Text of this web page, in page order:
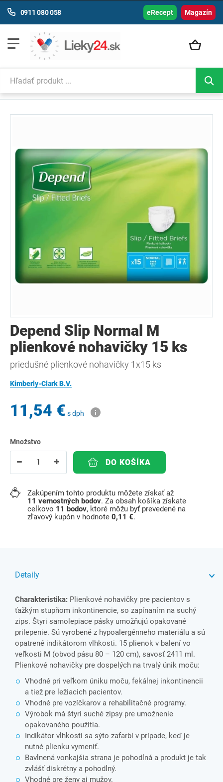
Magazín
0911 080 058 eRecept
Depend Slip Normal M
plienkové nohavičky 15 ks
priedušné plienkové nohavičky 1x15 ks
Kimberly-Clark B.V.
11,54 € s dph
Množstvo
DO KOŠÍKA
Zakúpením tohto produktu môžete získať až
11 vernostných bodov. Za obsah košíka získate
celkovo 11 bodov, ktoré môžu byť prevedené na
zľavový kupón v hodnote 0,11 €.
Detaily
Charakteristika: Plienkové nohavičky pre pacientov s
ťažkým stupňom inkontinencie, so zapínaním na suchý
zips. Štyri samolepiace pásky umožňujú opakované
prilepenie. Sú vyrobené z hypoalergénneho materiálu a sú
opatrené indikátorom vlhkosti. 15 plienok v balení vo
veľkosti M (obvod pásu 80 – 120 cm), savosť 2411 ml.
Plienkové nohavičky pre dospelých na trvalý únik moču:
Vhodné pri veľkom úniku moču, fekálnej inkontinencii
a tiež pre ležiacich pacientov.
Vhodné pre vozíčkarov a rehabilitačné programy.
Výrobok má štyri suché zipsy pre umožnenie
opakovaného použitia.
Indikátor vlhkosti sa sýto zafarbí v prípade, keď je
nutné plienku vymeniť.
Bavlnená vonkajšia strana je pohodlná a produkt je tak
zvlášť diskrétny a pohodlný.
Vhodné pre ženy aj mužov.